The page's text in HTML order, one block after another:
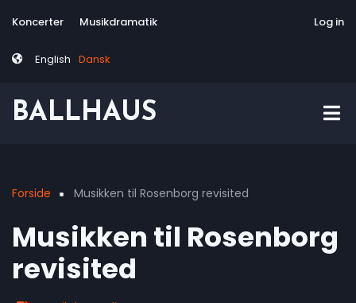
to
content
Tag
Koncerter Musikdramatik Via Artis
English Dansk
Log in
BALLHAUS
Forside Musikken til Rosenborg revisited
Musikken til Rosenborg
revisited